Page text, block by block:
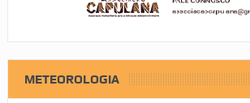
METEOROLOGIA